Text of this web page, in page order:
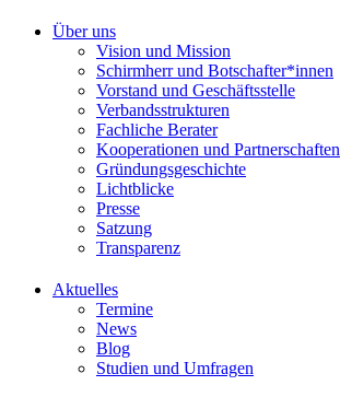
Über uns
Vision und Mission
Schirmherr und Botschafter*innen
Vorstand und Geschäftsstelle
Verbandsstrukturen
Fachliche Berater
Kooperationen und Partnerschaften
Gründungsgeschichte
Lichtblicke
Presse
Satzung
Transparenz
Aktuelles
Termine
News
Blog
Studien und Umfragen